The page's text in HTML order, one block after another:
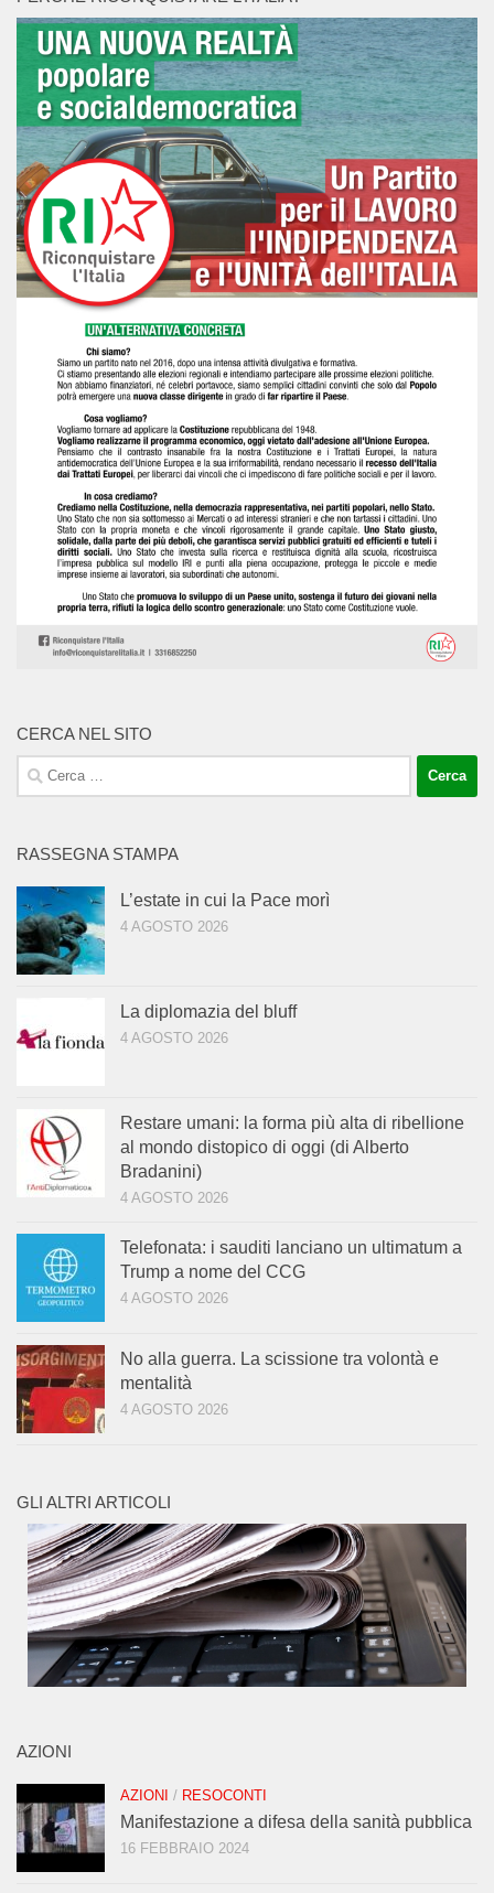
CERCA NEL SITO
Ricerca
per:
RASSEGNA STAMPA
L’estate in cui la Pace morì
4 AGOSTO 2026
La diplomazia del bluff
4 AGOSTO 2026
Restare umani: la forma più alta di ribellione
al mondo distopico di oggi (di Alberto
Bradanini)
4 AGOSTO 2026
Telefonata: i sauditi lanciano un ultimatum a
Trump a nome del CCG
4 AGOSTO 2026
No alla guerra. La scissione tra volontà e
mentalità
4 AGOSTO 2026
GLI ALTRI ARTICOLI
AZIONI
AZIONI / RESOCONTI
Manifestazione a difesa della sanità pubblica
16 FEBBRAIO 2024